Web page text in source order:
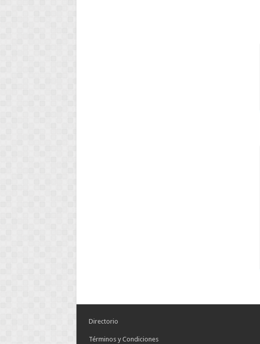
Directorio
Términos y Condiciones